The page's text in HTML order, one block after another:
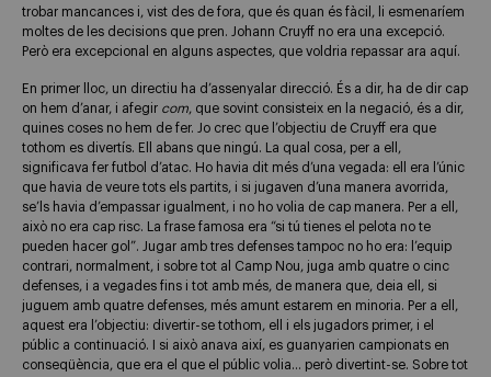
trobar mancances i, vist des de fora, que és quan és fàcil, li esmenaríem
moltes de les decisions que pren. Johann Cruyff no era una excepció.
Però era excepcional en alguns aspectes, que voldria repassar ara aquí.
En primer lloc, un directiu ha d’assenyalar direcció. És a dir, ha de dir cap
on hem d’anar, i afegir com, que sovint consisteix en la negació, és a dir,
quines coses no hem de fer. Jo crec que l’objectiu de Cruyff era que
tothom es divertís. Ell abans que ningú. La qual cosa, per a ell,
significava fer futbol d’atac. Ho havia dit més d’una vegada: ell era l’únic
que havia de veure tots els partits, i si jugaven d’una manera avorrida,
se’ls havia d’empassar igualment, i no ho volia de cap manera. Per a ell,
això no era cap risc. La frase famosa era “si tú tienes el pelota no te
pueden hacer gol”. Jugar amb tres defenses tampoc no ho era: l’equip
contrari, normalment, i sobre tot al Camp Nou, juga amb quatre o cinc
defenses, i a vegades fins i tot amb més, de manera que, deia ell, si
juguem amb quatre defenses, més amunt estarem en minoria. Per a ell,
aquest era l’objectiu: divertir-se tothom, ell i els jugadors primer, i el
públic a continuació. I si això anava així, es guanyarien campionats en
conseqüència, que era el que el públic volia… però divertint-se. Sobre tot